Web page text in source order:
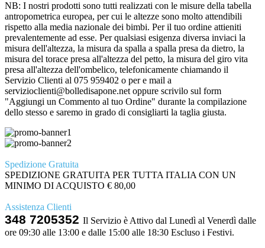
NB: I nostri prodotti sono tutti realizzati con le misure della tabella
antropometrica europea, per cui le altezze sono molto attendibili
rispetto alla media nazionale dei bimbi. Per il tuo ordine attieniti
prevalentemente ad esse. Per qualsiasi esigenza diversa inviaci la
misura dell'altezza, la misura da spalla a spalla presa da dietro, la
misura del torace presa all'altezza del petto, la misura del giro vita
presa all'altezza dell'ombelico, telefonicamente chiamando il
Servizio Clienti al 075 959402 o per e mail a
servizioclienti@bolledisapone.net oppure scrivilo sul form
"Aggiungi un Commento al tuo Ordine" durante la compilazione
dello stesso e saremo in grado di consigliarti la taglia giusta.
Spedizione Gratuita
SPEDIZIONE GRATUITA PER TUTTA ITALIA CON UN
MINIMO DI ACQUISTO € 80,00
Assistenza Clienti
348 7205352 Il Servizio è Attivo dal Lunedì al Venerdì dalle
ore 09:30 alle 13:00 e dalle 15:00 alle 18:30 Escluso i Festivi.